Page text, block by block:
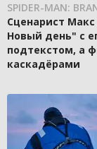
SPIDER-MAN:
Сценарист
Новый день" с
подтекстом, а
каскадёрами